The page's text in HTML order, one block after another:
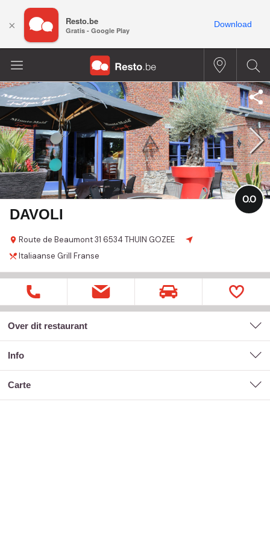
DAVOLI
Route de Beaumont31 6534 THUIN GOZEE
0.0
Italiaanse Grill Franse
Over dit restaurant
Info
carte
× Resto.be
Gratis - Google Play
Download